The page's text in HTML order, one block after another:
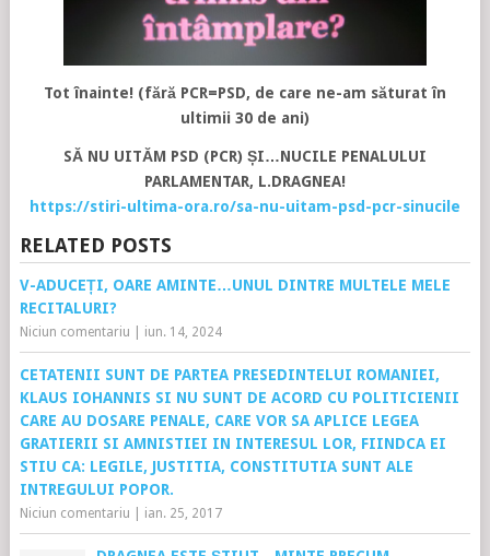
Tot înainte! (fără PCR=PSD, de care ne-am săturat în
ultimii 30 de ani)
SĂ NU UITĂM PSD (PCR) ȘI…NUCILE PENALULUI
PARLAMENTAR, L.DRAGNEA!
https://stiri-ultima-ora.ro/sa-nu-uitam-psd-pcr-sinucile
RELATED POSTS
V-ADUCEȚI, OARE AMINTE…UNUL DINTRE MULTELE MELE
RECITALURI?
Niciun comentariu iun. 14, 2024
CETATENII SUNT DE PARTEA PRESEDINTELUI ROMANIEI,
KLAUS IOHANNIS SI NU SUNT DE ACORD CU POLITICIENII
CARE AU DOSARE PENALE, CARE VOR SA APLICE LEGEA
GRATIERII SI AMNISTIEI IN INTERESUL LOR, FIINDCA EI
STIU CA: LEGILE, JUSTITIA, CONSTITUTIA SUNT ALE
INTREGULUI POPOR.
Niciun comentariu ian. 25, 2017